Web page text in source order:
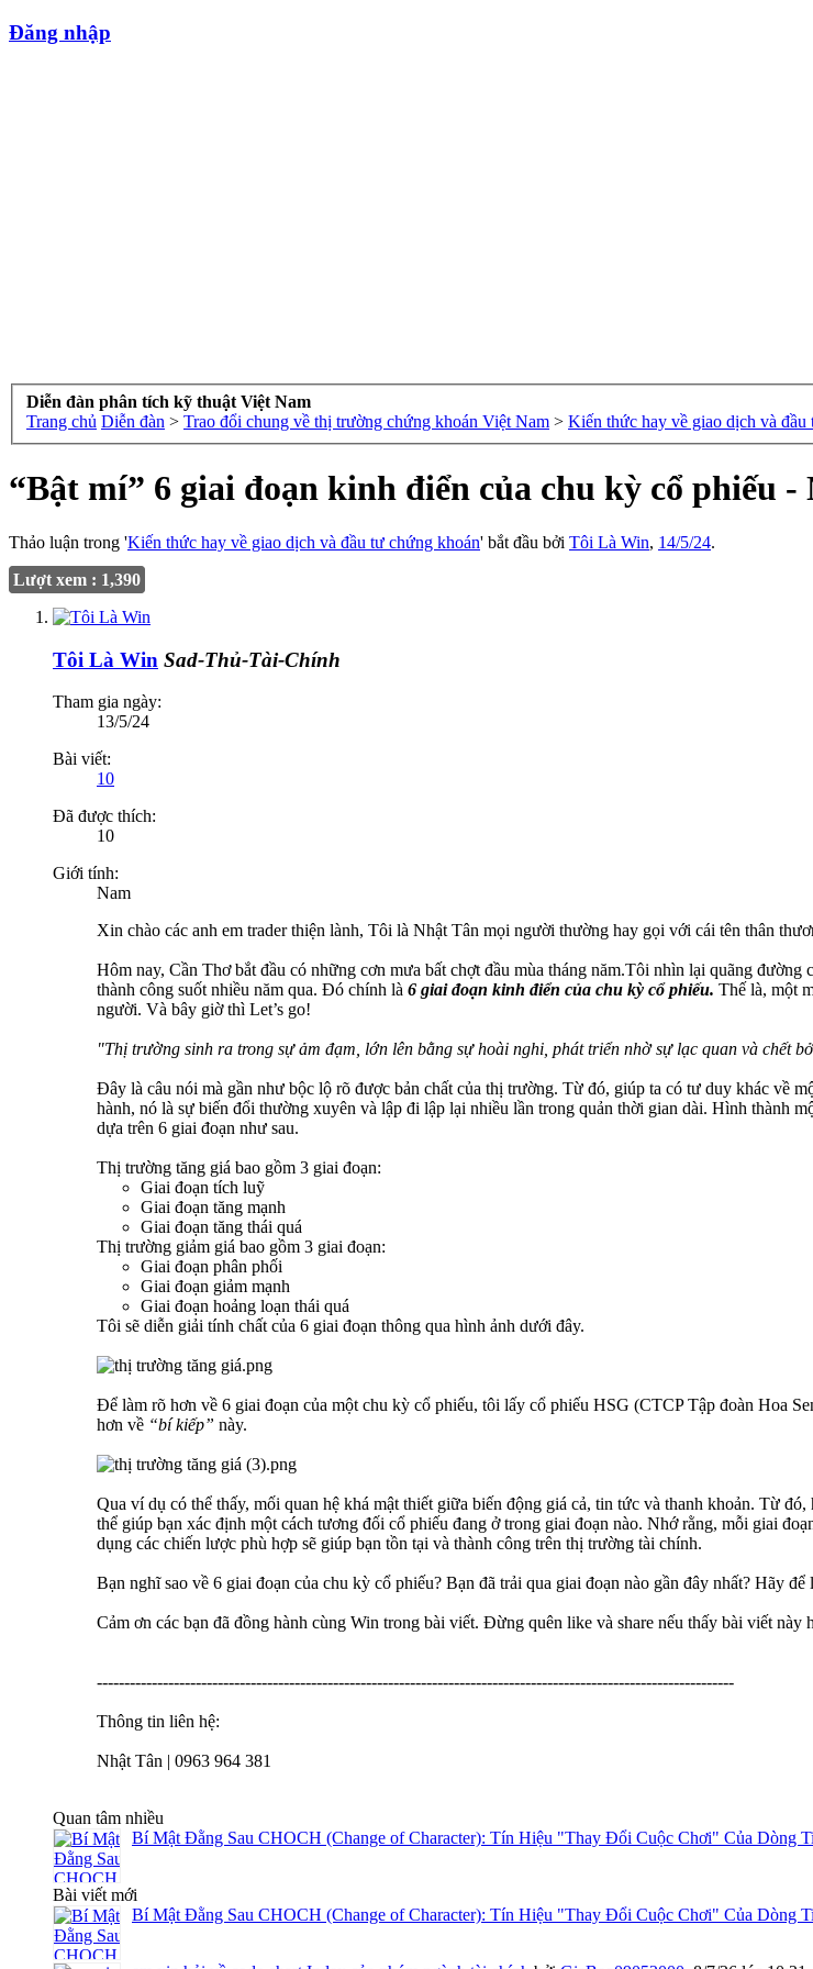
Đăng nhập
Diễn đàn phân tích kỹ thuật Việt Nam
Trang chủ Diễn đàn > Trao đổi chung về thị trường chứng khoán Việt Nam > Kiến thức hay về giao dịch và đầu
“Bật mí” 6 giai đoạn kinh điển của chu kỳ cổ phiếu -
Thảo luận trong 'Kiến thức hay về giao dịch và đầu tư chứng khoán' bắt đầu bởi Tôi Là Win, 14/5/24.
Lượt xem : 1,390
Tôi Là Win Sad-Thủ-Tài-Chính
Tham gia ngày:
13/5/24
Bài viết:
10
Đã được thích:
10
Giới tính:
Nam
Xin chào các anh em trader thiện lành, Tôi là Nhật Tân mọi người thường hay gọi với cái tên thân
Hôm nay, Cần Thơ bắt đầu có những cơn mưa bất chợt đầu mùa tháng năm.Tôi nhìn lại quãng
thành công suốt nhiều năm qua. Đó chính là 6 giai đoạn kinh điển của chu kỳ cổ phiếu. Thế là, một
người. Và bây giờ thì Let’s go!
"Thị trường sinh ra trong sự ảm đạm, lớn lên bằng sự hoài nghi, phát triển nhờ sự lạc quan và chết
Đây là câu nói mà gần như bộc lộ rõ được bản chất của thị trường. Từ đó, giúp ta có tư duy khác về
hành, nó là sự biến đổi thường xuyên và lập đi lập lại nhiều lần trong quản thời gian dài. Hình thành
dựa trên 6 giai đoạn như sau.
Thị trường tăng giá bao gồm 3 giai đoạn:
Giai đoạn tích luỹ
Giai đoạn tăng mạnh
Giai đoạn tăng thái quá
Thị trường giảm giá bao gồm 3 giai đoạn:
Giai đoạn phân phối
Giai đoạn giảm mạnh
Giai đoạn hoảng loạn thái quá
Tôi sẽ diễn giải tính chất của 6 giai đoạn thông qua hình ảnh dưới đây.
Để làm rõ hơn về 6 giai đoạn của một chu kỳ cổ phiếu, tôi lấy cổ phiếu HSG (CTCP Tập đoàn Hoa
hơn về “bí kiếp” này.
Qua ví dụ có thể thấy, mối quan hệ khá mật thiết giữa biến động giá cả, tin tức và thanh khoản. Từ
thể giúp bạn xác định một cách tương đối cổ phiếu đang ở trong giai đoạn nào. Nhớ rằng, mỗi giai
dụng các chiến lược phù hợp sẽ giúp bạn tồn tại và thành công trên thị trường tài chính.
Bạn nghĩ sao về 6 giai đoạn của chu kỳ cổ phiếu? Bạn đã trải qua giai đoạn nào gần đây nhất? Hãy
Cảm ơn các bạn đã đồng hành cùng Win trong bài viết. Đừng quên like và share nếu thấy bài viết
--------------------------------------------------------------------------------------------------------------------
Thông tin liên hệ:
Nhật Tân | 0963 964 381
Quan tâm nhiều
Bí Mật Đằng Sau CHOCH (Change of Character): Tín Hiệu "Thay Đổi Cuộc Chơi" Của Dòng
Bài viết mới
Bí Mật Đằng Sau CHOCH (Change of Character): Tín Hiệu "Thay Đổi Cuộc Chơi" Của Dòng